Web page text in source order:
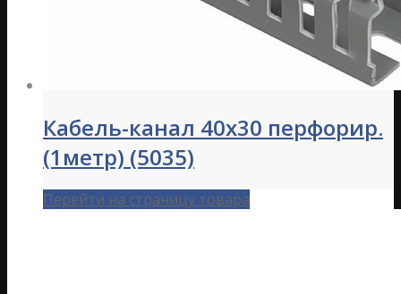
Кабель-канал 40х30 перфорир.
(1метр) (5035)
Перейти на страницу товара